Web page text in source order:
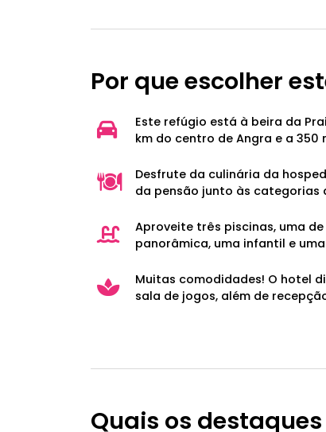
Por que escolher
Este refúgio está à beira da
km do centro de Angra e a 350
Desfrute da culinária da
da pensão junto às categorias
Aproveite três piscinas, uma
panorâmica, uma infantil e
Muitas comodidades! O hotel
sala de jogos, além de
Quais os